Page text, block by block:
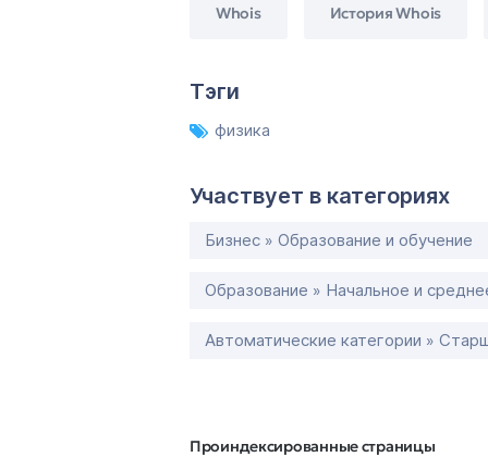
Whois История Whois
Тэги
физика
Участвует в категориях
Бизнес » Образование и обучение
Образование » Начальное и
Автоматические категории »
Проиндексированные страницы